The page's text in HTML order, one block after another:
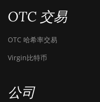
OTC 交易
OTC 哈希率交易
Virgin比特币
公司